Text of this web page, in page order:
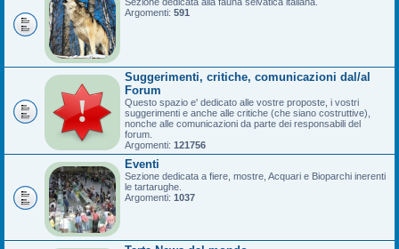
Argomenti: 591
Suggerimenti, critiche, comunicazioni dal/al
Forum
Questo spazio e' dedicato alle vostre proposte, i vostri
suggerimenti e anche alle critiche (che siano costruttive),
nonche alle comunicazioni da parte dei responsabili del
forum.
Argomenti: 121756
Eventi
Sezione dedicata a fiere, mostre, Acquari e Bioparchi inerenti
le tartarughe.
Argomenti: 1037